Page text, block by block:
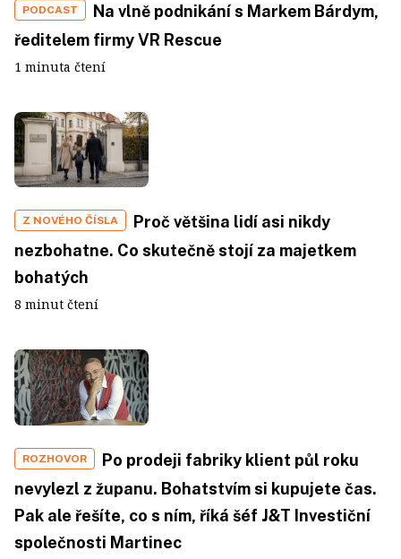
PODCAST
Na vlně podnikání s Markem Bárdym,
ředitelem firmy VR Rescue
1 minuta čtení
Z NOVÉHO ČÍSLA
Proč většina lidí asi nikdy
nezbohatne. Co skutečně stojí za majetkem
bohatých
8 minut čtení
ROZHOVOR
Po prodeji fabriky klient půl roku
nevylezl z županu. Bohatstvím si kupujete čas.
Pak ale řešíte, co s ním, říká šéf J&T Investiční
společnosti Martinec